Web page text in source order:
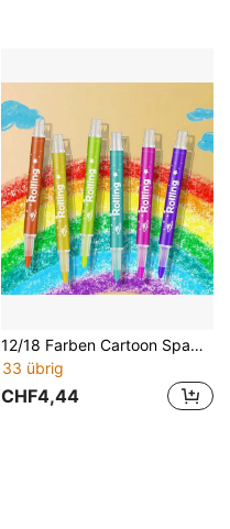
12/18 Farben Cartoon Spaß drehbare Wachsmalstifte & Zeichenstifte Schüler farbige Ölpastell Malset, geeignet für Feiertagsgeschenke, Büro Mal- & Zeichenbedarf
33 übrig
CHF4,44